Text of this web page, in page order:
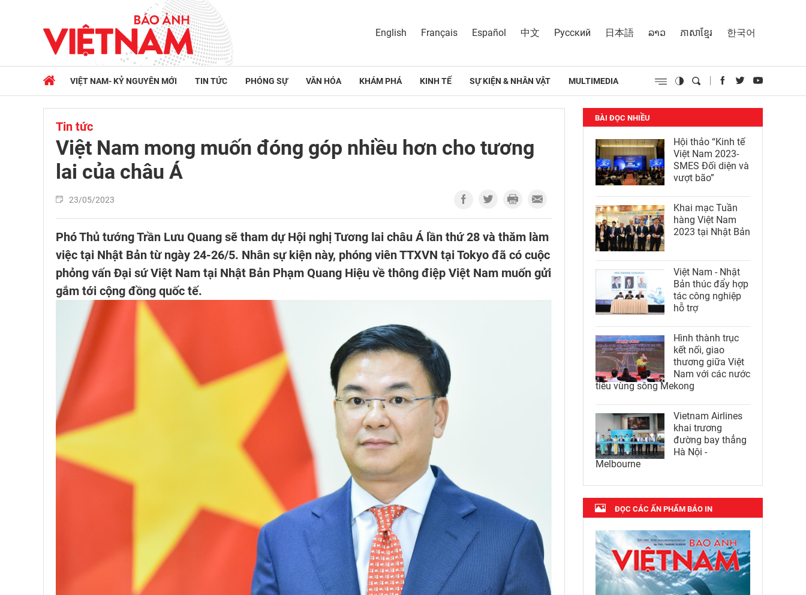
English Français Español 中文 Русский 日本語 ລາວ ភាសាខ្មែរ 한국어
VIỆT NAM- KỶ NGUYÊN MỚI TIN TỨC PHÓNG SỰ VĂN HÓA KHÁM PHÁ KINH TẾ SỰ KIỆN & NHÂN VẬT MULTIMEDIA
Tin tức
Việt Nam mong muốn đóng góp nhiều hơn cho tương
lai của châu Á
23/05/2023
Phó Thủ tướng Trần Lưu Quang sẽ tham dự Hội nghị Tương lai châu Á lần thứ 28 và thăm làm
việc tại Nhật Bản từ ngày 24-26/5. Nhân sự kiện này, phóng viên TTXVN tại Tokyo đã có cuộc
phỏng vấn Đại sứ Việt Nam tại Nhật Bản Phạm Quang Hiệu về thông điệp Việt Nam muốn gửi
gắm tới cộng đồng quốc tế.
BÀI ĐỌC NHIỀU
Hội thảo “Kinh tế
Việt Nam 2023-
SMES Đối diện và
vượt bão”
Khai mạc Tuần
hàng Việt Nam
2023 tại Nhật Bản
Việt Nam - Nhật
Bản thúc đẩy hợp
tác công nghiệp
hỗ trợ
Hình thành trục
kết nối, giao
thương giữa Việt
Nam với các nước
tiểu vùng sông Mekong
Vietnam Airlines
khai trương
đường bay thẳng
Hà Nội -
Melbourne
ĐỌC CÁC ẤN PHẨM BÁO IN